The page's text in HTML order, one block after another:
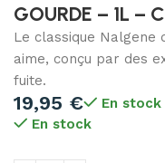
GOURDE – 1L –
Le classique Nalgene
aime, conçu par des
fuite.
19,95 €
En stock
En stock